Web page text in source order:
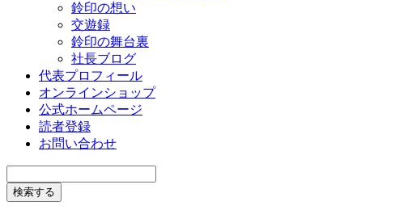
鈴印の想い
交遊録
鈴印の舞台裏
社長ブログ
代表プロフィール
オンラインショップ
公式ホームページ
読者登録
お問い合わせ